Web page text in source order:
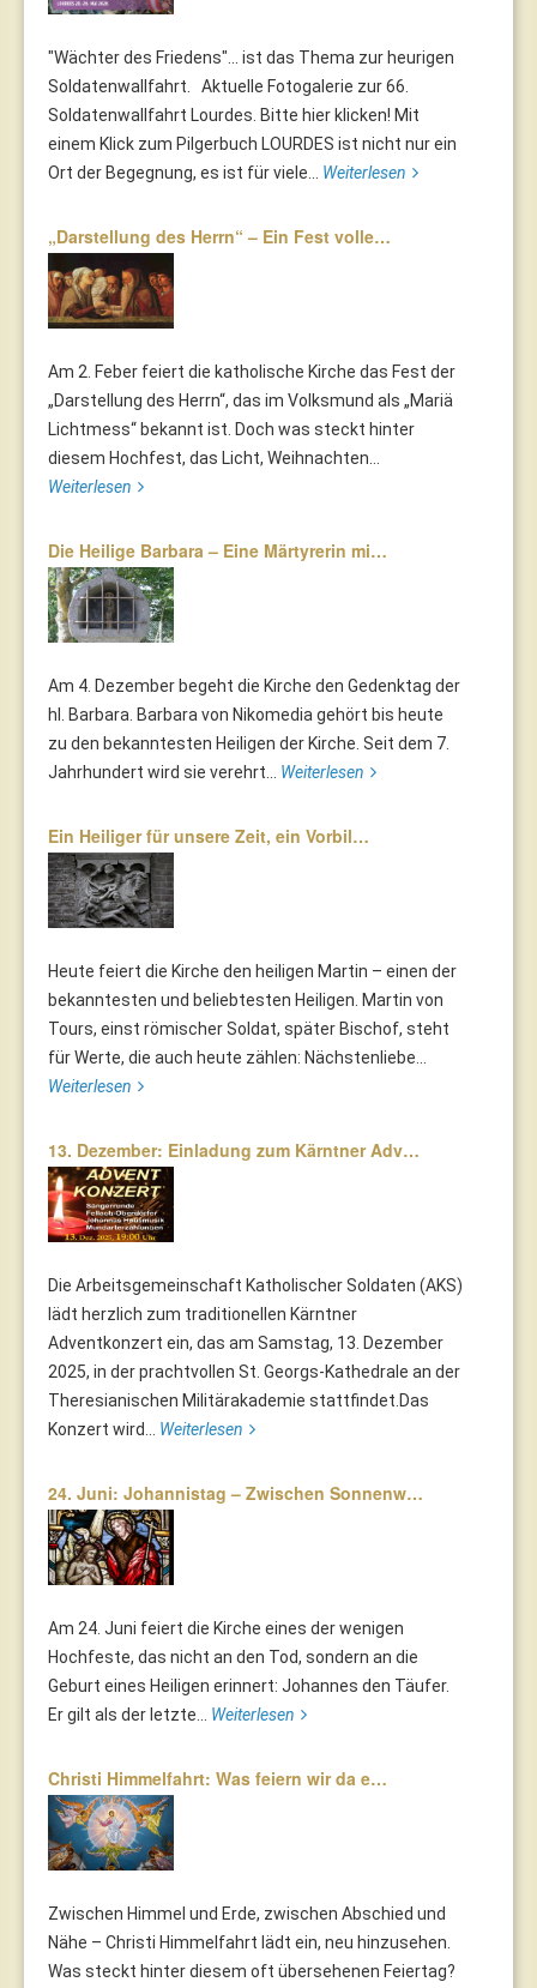
"Wächter des Friedens"... ist das Thema zur heurigen
Soldatenwallfahrt. Aktuelle Fotogalerie zur 66.
Soldatenwallfahrt Lourdes. Bitte hier klicken! Mit
einem Klick zum Pilgerbuch LOURDES ist nicht nur ein
Ort der Begegnung, es ist für viele... Weiterlesen
„Darstellung des Herrn“ – Ein Fest volle…
Am 2. Feber feiert die katholische Kirche das Fest der
„Darstellung des Herrn“, das im Volksmund als „Mariä
Lichtmess“ bekannt ist. Doch was steckt hinter
diesem Hochfest, das Licht, Weihnachten...
Weiterlesen
Die Heilige Barbara – Eine Märtyrerin mi…
Am 4. Dezember begeht die Kirche den Gedenktag der
hl. Barbara. Barbara von Nikomedia gehört bis heute
zu den bekanntesten Heiligen der Kirche. Seit dem 7.
Jahrhundert wird sie verehrt... Weiterlesen
Ein Heiliger für unsere Zeit, ein Vorbil…
Heute feiert die Kirche den heiligen Martin – einen der
bekanntesten und beliebtesten Heiligen. Martin von
Tours, einst römischer Soldat, später Bischof, steht
für Werte, die auch heute zählen: Nächstenliebe...
Weiterlesen
13. Dezember: Einladung zum Kärntner Adv…
Die Arbeitsgemeinschaft Katholischer Soldaten (AKS)
lädt herzlich zum traditionellen Kärntner
Adventkonzert ein, das am Samstag, 13. Dezember
2025, in der prachtvollen St. Georgs-Kathedrale an der
Theresianischen Militärakademie stattfindet.Das
Konzert wird... Weiterlesen
24. Juni: Johannistag – Zwischen Sonnenw…
Am 24. Juni feiert die Kirche eines der wenigen
Hochfeste, das nicht an den Tod, sondern an die
Geburt eines Heiligen erinnert: Johannes den Täufer.
Er gilt als der letzte... Weiterlesen
Christi Himmelfahrt: Was feiern wir da e…
Zwischen Himmel und Erde, zwischen Abschied und
Nähe – Christi Himmelfahrt lädt ein, neu hinzusehen.
Was steckt hinter diesem oft übersehenen Feiertag?